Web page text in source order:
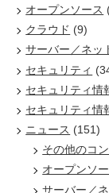
オープンソース
クラウド (9)
サーバー／ネッ
セキュリティ
セキュリティ情
セキュリティ情
ニュース (151)
その他のコ
オープンソ
サーバー／